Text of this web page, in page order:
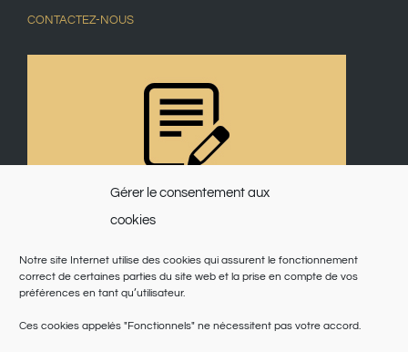
Gérer le consentement aux
cookies
Notre site Internet utilise des cookies qui assurent le fonctionnement
correct de certaines parties du site web et la prise en compte de vos
préférences en tant qu’utilisateur.
Ces cookies appelés "Fonctionnels" ne nécessitent pas votre accord.
CONTACTEZ-NOUS